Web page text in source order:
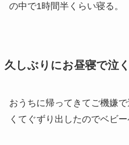
の中で1時間半くらい寝る。
久しぶりにお昼寝で泣く
おうちに帰ってきてご機嫌
くてぐずり出したのでベビー